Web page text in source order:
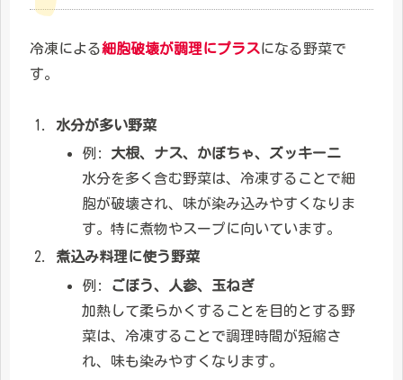
冷凍による細胞破壊が調理にプラスになる野菜で
す。
水分が多い野菜
例: 大根、ナス、かぼちゃ、ズッキーニ
水分を多く含む野菜は、冷凍することで細
胞が破壊され、味が染み込みやすくなりま
す。特に煮物やスープに向いています。
煮込み料理に使う野菜
例:
ごぼう、人参、玉ねぎ
加熱して柔らかくすることを目的とする野
菜は、冷凍することで調理時間が短縮さ
れ、味も染みやすくなります。